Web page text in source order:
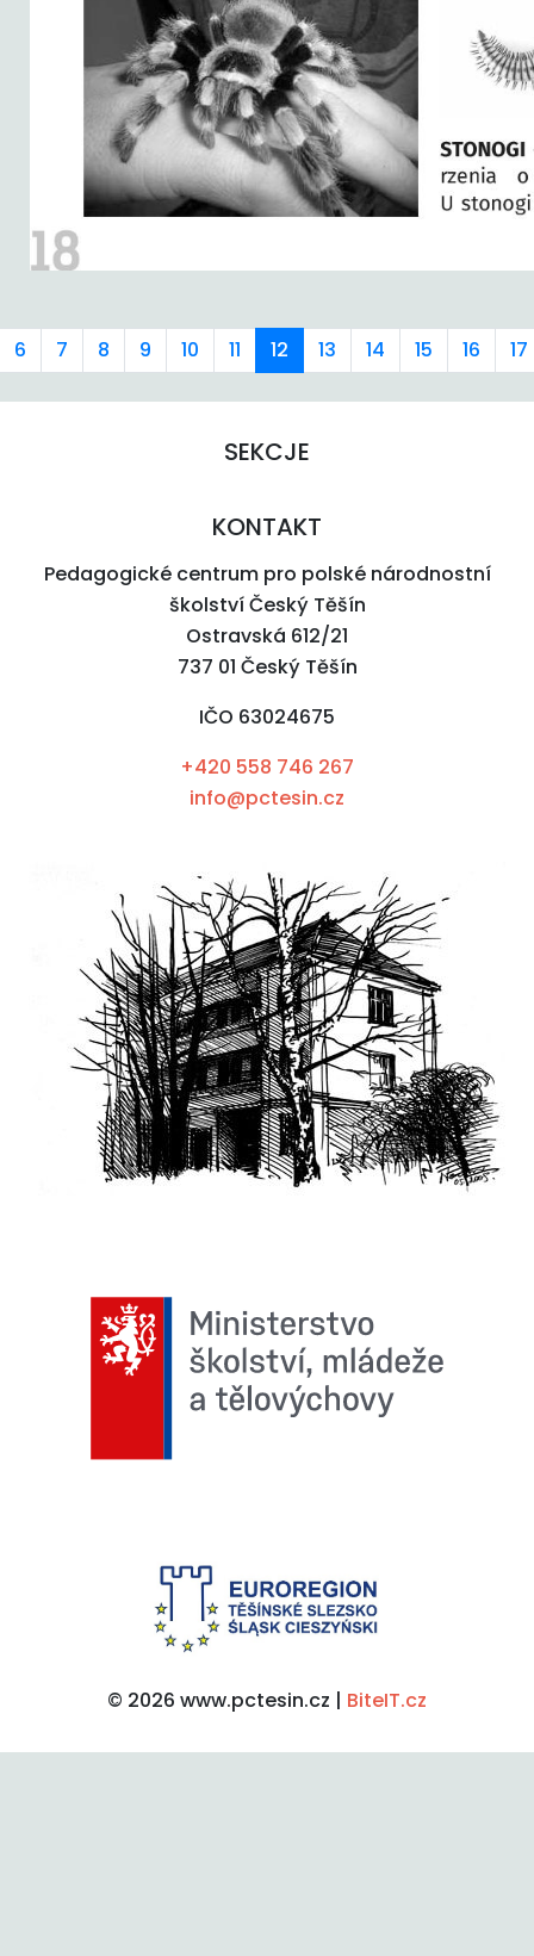
6 7 8 9 10 11 12 13 14 15 16 17
SEKCJE
KONTAKT
Pedagogické centrum pro polské národnostní
školství Český Těšín
Ostravská 612/21
737 01 Český Těšín
IČO 63024675
+420 558 746 267
info@pctesin.cz
© 2026 www.pctesin.cz | BiteIT.cz